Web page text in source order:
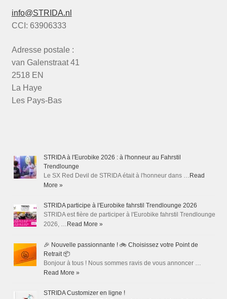
info@STRIDA.nl
CCI: 63906333
Adresse postale :
van Galenstraat 41
2518 EN
La Haye
Les Pays-Bas
STRIDA à l'Eurobike 2026 : à l'honneur au Fahrstil
Trendlounge
Le SX Red Devil de STRIDA était à l'honneur dans … Read
More »
STRIDA participe à l'Eurobike fahrstil Trendlounge 2026
STRIDA est fière de participer à l'Eurobike fahrstil Trendlounge
2026, … Read More »
🎉 Nouvelle passionnante ! 🚲 Choisissez votre Point de
Retrait 📦
Bonjour à tous ! Nous sommes ravis de vous annoncer …
Read More »
STRIDA Customizer en ligne !